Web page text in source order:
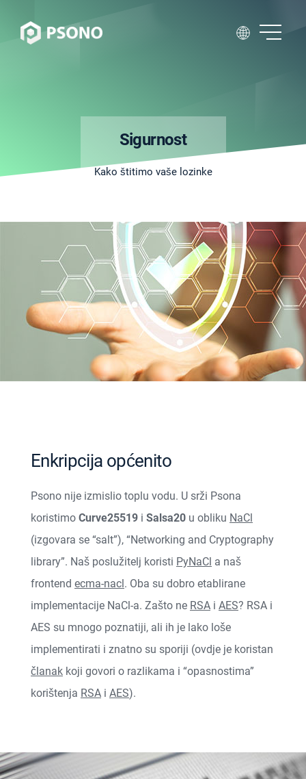
Sigurnost
Kako štitimo vaše lozinke
Enkripcija općenito
Psono nije izmislio toplu vodu. U srži Psona
koristimo Curve25519 i Salsa20 u obliku NaCl
(izgovara se “salt”), “Networking and Cryptography
library”. Naš poslužitelj koristi PyNaCl a naš
frontend ecma-nacl. Oba su dobro etablirane
implementacije NaCl-a. Zašto ne RSA i AES? RSA i
AES su mnogo poznatiji, ali ih je lako loše
implementirati i znatno su sporiji (ovdje je koristan
članak koji govori o razlikama i “opasnostima”
korištenja RSA i AES).